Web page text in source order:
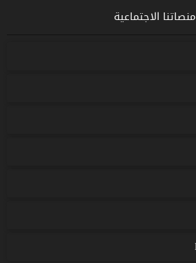
منصاتنا الاجتماعية